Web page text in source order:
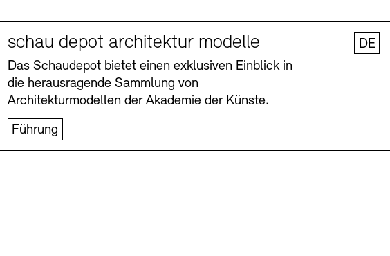
schau depot architektur modelle
Das Schaudepot bietet einen exklusiven Einblick in
die herausragende Sammlung von
Architekturmodellen der Akademie der Künste.
Führung
DE